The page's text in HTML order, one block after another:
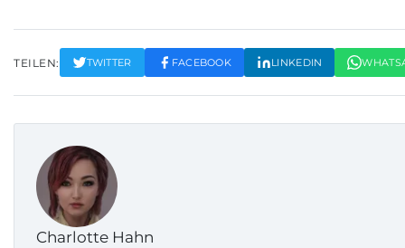
TEILEN: TWITTER FACEBOOK LINKEDIN
Charlotte Hahn